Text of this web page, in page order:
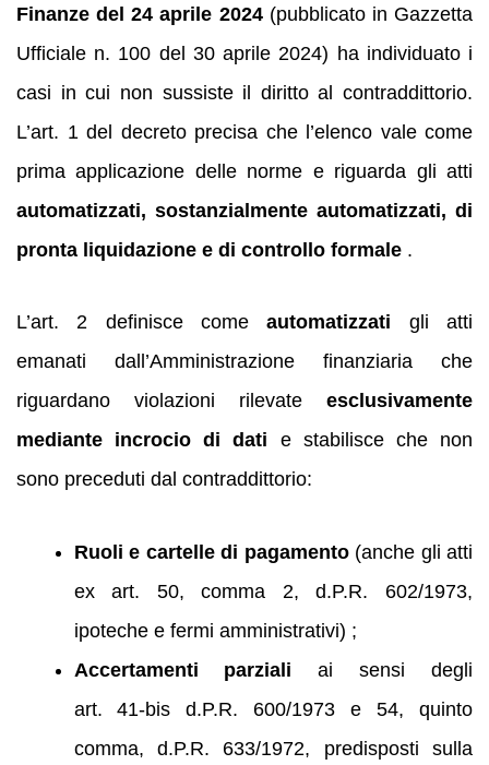
Finanze del 24 aprile 2024(pubblicato in Gazzetta
Ufficiale n. 100 del 30 aprile 2024) ha individuato i
casi in cui non sussiste il diritto al contraddittorio.
L’art. 1 del decreto precisa che l’elenco vale come
prima applicazione delle norme e riguarda gli atti
automatizzati, sostanzialmente automatizzati, di
pronta liquidazione e di controllo formale .
L’art. 2 definisce comeautomatizzati gli atti
emanati dall’Amministrazione finanziaria che
riguardano violazioni rilevate esclusivamente
mediante incrocio di dati e stabilisce che non
sono preceduti dal contraddittorio:
Ruoli e cartelle di pagamento(anche gli atti
ex art. 50, comma 2, d.P.R. 602/1973,
ipoteche e fermi amministrativi) ;
Accertamenti parziali ai sensi degli
art. 41‑bis d.P.R. 600/1973 e 54, quinto
comma, d.P.R. 633/1972, predisposti sulla